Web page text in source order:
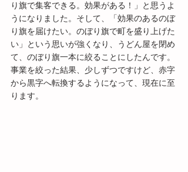
り旗で集客できる。効果がある！」と思うよ
うになりました。そして、「効果のあるのぼ
り旗を届けたい。のぼり旗で町を盛り上げた
い」という思いが強くなり、うどん屋を閉め
て、のぼり旗一本に絞ることにしたんです。
事業を絞った結果、少しずつですけど、赤字
から黒字へ転換するようになって、現在に至
ります。